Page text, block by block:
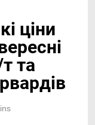
ціни
та